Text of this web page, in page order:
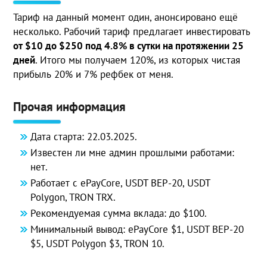
Тариф на данный момент один, анонсировано ещё
несколько. Рабочий тариф предлагает инвестировать
от $10 до $250 под 4.8% в сутки на протяжении 25
дней. Итого мы получаем 120%, из которых чистая
прибыль 20% и 7% рефбек от меня.
Прочая информация
Дата старта: 22.03.2025.
Известен ли мне админ прошлыми работами:
нет.
Работает с ePayCore, USDT BEP-20, USDT
Polygon, TRON TRX.
Рекомендуемая сумма вклада: до $100.
Минимальный вывод: ePayCore $1, USDT BEP-20
$5, USDT Polygon $3, TRON 10.